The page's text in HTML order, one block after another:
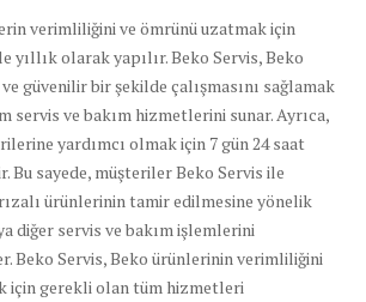
verimliliğini ve ömrünü uzatmak için
yıllık olarak yapılır. Beko Servis, Beko
güvenilir bir şekilde çalışmasını sağlamak
servis ve bakım hizmetlerini sunar. Ayrıca,
yardımcı olmak için 7 gün 24 saat
Bu sayede, müşteriler Beko Servis ile
ürünlerinin tamir edilmesine yönelik
diğer servis ve bakım işlemlerini
Beko Servis, Beko ürünlerinin verimliliğini
için gerekli olan tüm hizmetleri